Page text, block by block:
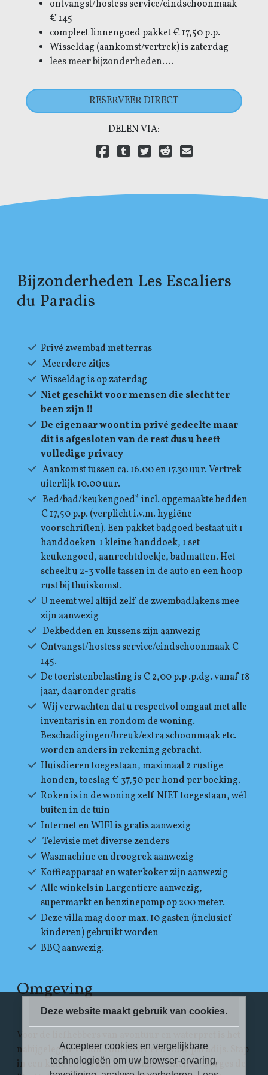
ontvangst/hostess service/eindschoonmaak
€ 145
compleet linnengoed pakket € 17,50 p.p.
Wisseldag (aankomst/vertrek) is zaterdag
lees meer bijzonderheden....
RESERVEER DIRECT
DELEN VIA:
Delen via LinkedIn
Delen via Facebook
Delen via Tumblr
Delen via Twitter
Delen via Reddit
Bijzonderheden Les Escaliers
du Paradis
Privé zwembad met terras
Meerdere zitjes
Wisseldag is op zaterdag
Niet geschikt voor mensen die slecht ter
been zijn !!
De eigenaar woont in privé gedeelte maar
dit is afgesloten van de rest dus u heeft
volledige privacy
Aankomst tussen ca. 16.00 en 17.30 uur. Vertrek
uiterlijk 10.00 uur.
Bed/bad/keukengoed* incl. opgemaakte bedden
€ 17,50 p.p. (verplicht i.v.m. hygiëne
voorschriften). Een pakket badgoed bestaat uit 1
handdoeken 1 kleine handdoek, 1 set
keukengoed, aanrechtdoekje, badmatten. Het
scheelt u 2-3 volle tassen in de auto en een hoop
rust bij thuiskomst.
U neemt wel altijd zelf de zwembadlakens mee
zijn aanwezig
Dekbedden en kussens zijn aanwezig
Ontvangst/hostess service/eindschoonmaak €
145.
De toeristenbelasting is € 2,00 p.p .p.dg. vanaf 18
jaar, daaronder gratis
Wij verwachten dat u respectvol omgaat met alle
inventaris in en rondom de woning.
Beschadigingen/breuk/extra schoonmaak etc.
worden anders in rekening gebracht.
Huisdieren toegestaan, maximaal 2 rustige
honden, toeslag € 37,50 per hond per boeking.
Roken is in de woning zelf NIET toegestaan, wél
buiten in de tuin
Internet en WIFI is gratis aanwezig
Televisie met diverse zenders
Wasmachine en droogrek aanwezig
Koffieapparaat en waterkoker zijn aanwezig
Alle winkels in Largentiere aanwezig,
supermarkt en benzinepomp op 200 meter.
Deze villa mag door max. 10 gasten (inclusief
kinderen) gebruikt worden
BBQ aanwezig.
Omgeving
Voor de liefhebbers van avontuur en waterpret is het
nabijgelegen Vallon Pont D'Arc een waar paradijs. Stap
in een kano en verken de adembenemende Gorges de
Deze website maakt gebruik van cookies.
Accepteer cookies en vergelijkbare
technologieën om uw browser-ervaring,